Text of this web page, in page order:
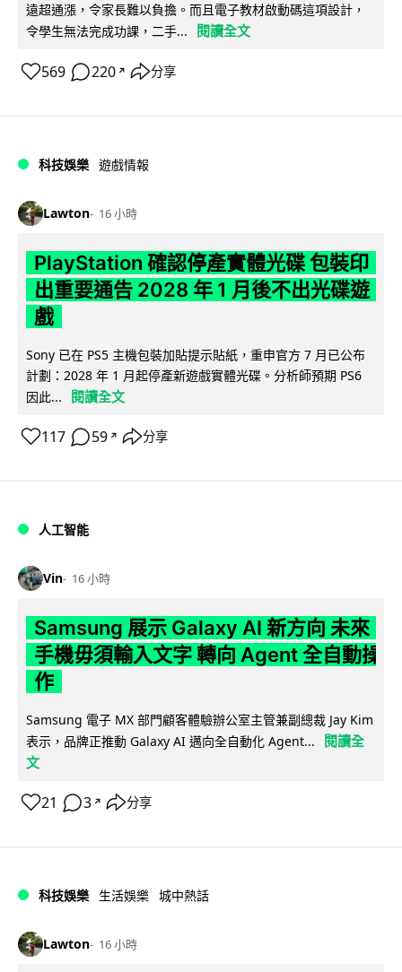
遠超通漲，令家長難以負擔。而且電子教材啟動碼這項設計，
令學生無法完成功課，二手...
閱讀全文
569 220 ↗ 分享
科技娛樂 遊戲情報
Lawton 16 小時
PlayStation 確認停產實體光碟 包裝印
出重要通告 2028 年 1 月後不出光碟遊
戲
Sony 已在 PS5 主機包裝加貼提示貼紙，重申官方 7 月已公布
計劃：2028 年 1 月起停產新遊戲實體光碟。分析師預期 PS6
因此...
閱讀全文
117 59 ↗ 分享
人工智能
Vin 16 小時
Samsung 展示 Galaxy AI 新方向 未來
手機毋須輸入文字 轉向 Agent 全自動操
作
Samsung 電子 MX 部門顧客體驗辦公室主管兼副總裁 Jay Kim
表示，品牌正推動 Galaxy AI 邁向全自動化 Agent...
閱讀全
文
21 3 ↗ 分享
科技娛樂 生活娛樂 城中熱話
Lawton 16 小時